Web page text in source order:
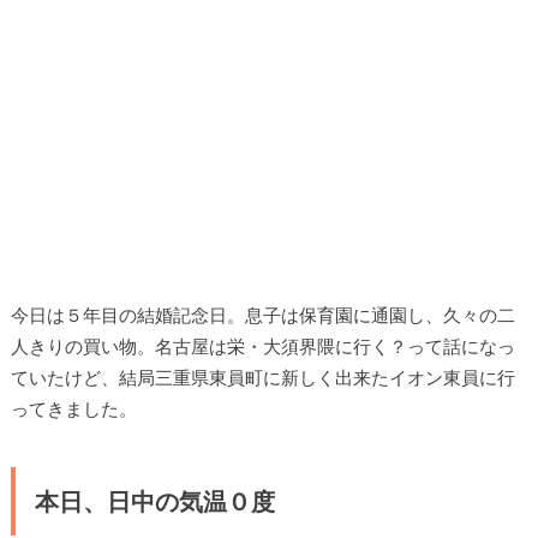
今日は５年目の結婚記念日。息子は保育園に通園し、久々の二
人きりの買い物。名古屋は栄・大須界隈に行く？って話になっ
ていたけど、結局三重県東員町に新しく出来たイオン東員に行
ってきました。
本日、日中の気温０度